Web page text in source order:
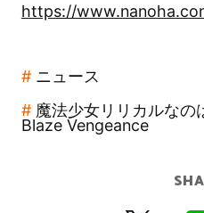
https://
ニュース
魔法少女リリカルなの
Blaze Vengeance